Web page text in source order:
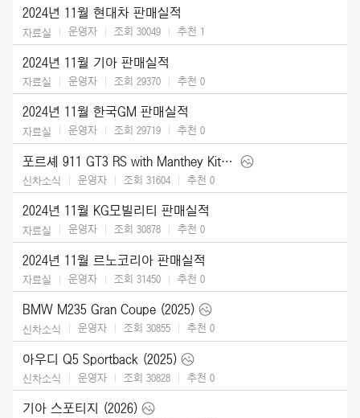
2024년 11월 현대차 판매실적
자료실 운영자 조회 30049 추천 1
2024년 11월 기아 판매실적
자료실 운영자 조회 29370 추천 0
2024년 11월 한국GM 판매실적
자료실 운영자 조회 29719 추천 0
포르셰 911 GT3 RS with Manthey Kit (2025)
신차소식 운영자 조회 31604 추천 0
2024년 11월 KG모빌리티 판매실적
자료실 운영자 조회 30878 추천 0
2024년 11월 르노코리아 판매실적
자료실 운영자 조회 31450 추천 0
BMW M235 Gran Coupe (2025)
신차소식 운영자 조회 30855 추천 0
아우디 Q5 Sportback (2025)
신차소식 운영자 조회 30828 추천 0
기아 스포티지 (2026)